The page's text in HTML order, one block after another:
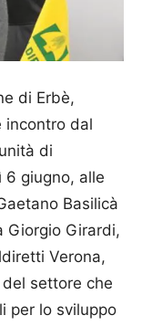
di Erbè,
incontro dal
di
6 giugno, alle
Basilicà
Giorgio Girardi,
Verona,
settore che
per lo sviluppo